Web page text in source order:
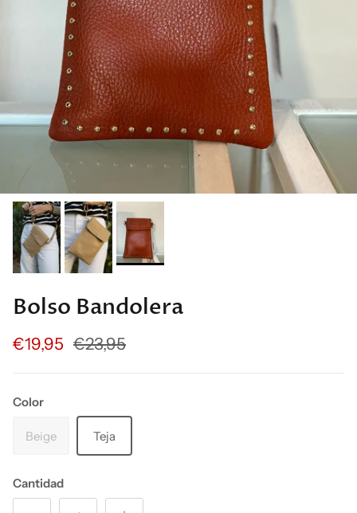
Bolso Bandolera
€19,95 €23,95
Color
Beige Teja
Cantidad